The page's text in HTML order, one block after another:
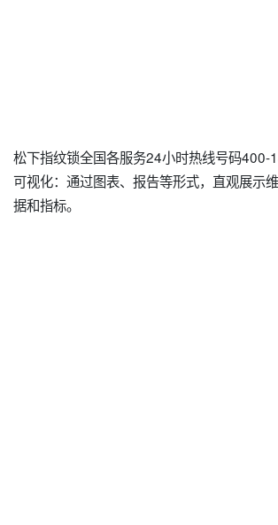
松下指纹锁全国各服务24小时热线号码400-
可视化：通过图表、报告等形式，直观展示
据和指标。